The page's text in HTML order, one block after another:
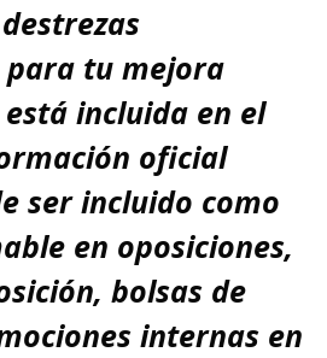
para tu mejora
incluida en el
oficial
ser incluido como
en oposiciones,
bolsas de
internas en